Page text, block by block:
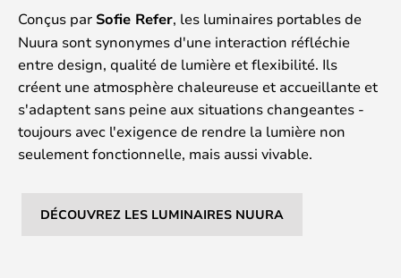
Conçus par Sofie Refer, les luminaires portables de
Nuura sont synonymes d'une interaction réfléchie
entre design, qualité de lumière et flexibilité. Ils
créent une atmosphère chaleureuse et accueillante et
s'adaptent sans peine aux situations changeantes -
toujours avec l'exigence de rendre la lumière non
seulement fonctionnelle, mais aussi vivable.
DÉCOUVREZ LES LUMINAIRES NUURA